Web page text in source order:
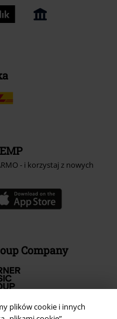
plików cookie i innych
- i korzystaj z nowych
Company